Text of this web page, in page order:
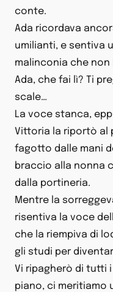
conte.
Ada ricordava
umilianti, e sentiva
malinconia che non
Ada, che fai lì? Ti
scale…
La voce stanca,
Vittoria la riportò al
fagotto dalle mani
braccio alla nonna
dalla portineria.
Mentre la
risentiva la voce
che la riempiva di
gli studi per
Vi ripagherò di tutti
piano, ci meritiamo